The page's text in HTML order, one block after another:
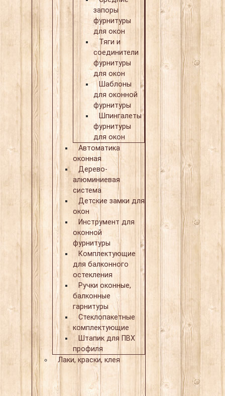
запоры
фурнитуры
для окон
Тяги и
соединители
фурнитуры
для окон
Шаблоны
для оконной
фурнитуры
Шпингалеты
фурнитуры
для окон
Автоматика
оконная
Дерево-
алюминиевая
система
Детские замки для
окон
Инструмент для
оконной
фурнитуры
Комплектующие
для балконного
остекления
Ручки оконные,
балконные
гарнитуры
Стеклопакетные
комплектующие
Штапик для ПВХ
профиля
Лаки, краски, клея